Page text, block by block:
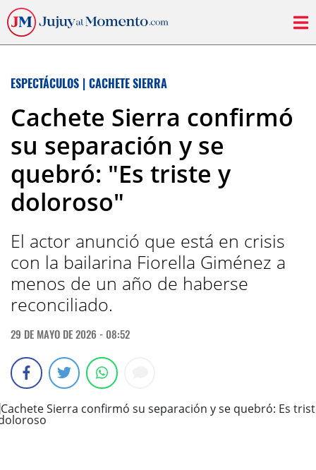
ESPECTÁCULOS | CACHETE SIERRA
Cachete Sierra confirmó
su separación y se
quebró: "Es triste y
doloroso"
El actor anunció que está en crisis
con la bailarina Fiorella Giménez a
menos de un año de haberse
reconciliado.
29 DE MAYO DE 2026 - 08:52